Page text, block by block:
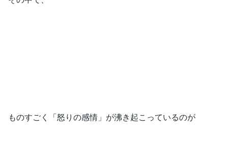
ものすごく「怒りの感情」が沸き起こっているのが